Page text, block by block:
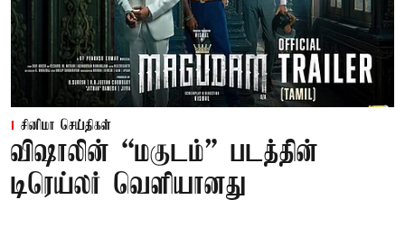
சினிமா செய்திகள்
விஷாலின் “மகுடம்” படத்தின்
டிரெய்லர் வெளியானது